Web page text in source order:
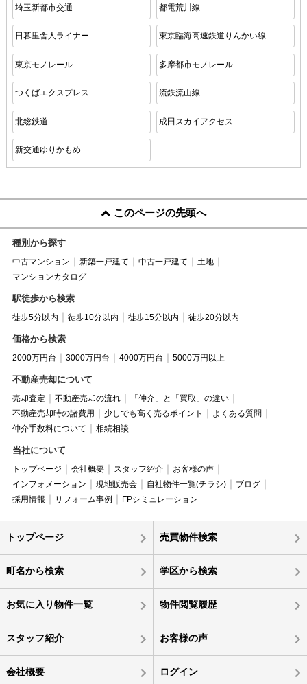
埼玉新都市交通 都電荒川線
日暮里舎人ライナー 東京臨海高速鉄道りんかい線
東京モノレール 多摩都市モノレール
つくばエクスプレス 流鉄流山線
北総鉄道 成田スカイアクセス
新交通ゆりかもめ
このページの先頭へ
種別から探す
中古マンション 新築一戸建て 中古一戸建て
土地
マンションカタログ
駅徒歩から検索
徒歩5分以内 徒歩10分以内 徒歩15分以内 徒歩20分以内
価格から検索
2000万円台 3000万円台 4000万円台 5000万円以上
不動産売却について
売却査定 不動産売却の流れ
「仲介」と「買取」の違い
不動産売却時の諸費用
少しでも高く売るポイント
よくある質問
仲介手数料について
相続相談
当社について
トップページ 会社概要 スタッフ紹介
お客様の声
インフォメーション
現地販売会 自社物件一覧(チラシ)
ブログ
採用情報
リフォーム事例 FPシミュレーション
トップページ 売買物件検索
町名から検索 学区から検索
お気に入り物件一覧 物件閲覧履歴
スタッフ紹介 お客様の声
会社概要 ログイン